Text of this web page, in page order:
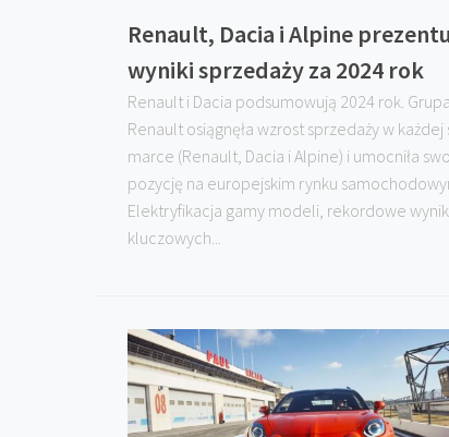
Renault, Dacia i Alpine
wyniki sprzedaży za 2024 rok
Renault i Dacia podsumowują 2024 rok. Grupa
Renault osiągnęła wzrost sprzedaży w każdej
marce (Renault, Dacia i Alpine) i umocniła
pozycję na europejskim rynku
Elektryfikacja gamy modeli, rekordowe
kluczowych...